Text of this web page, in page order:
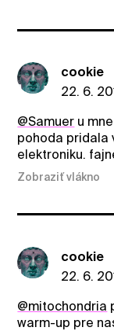
cookie
22. 6.
@Samuer u
pohoda pridala
elektroniku.
Zobraziť vlákno
cookie
22. 6.
@mitochondria
warm-up pre